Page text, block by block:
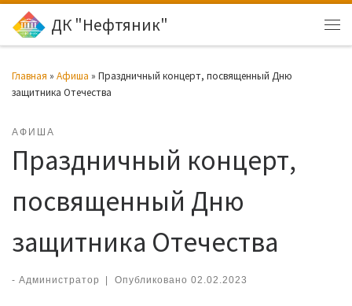
Перейти к содержимому
ДК "Нефтяник"
Главная » Афиша » Праздничный концерт, посвященный Дню
защитника Отечества
АФИША
Праздничный концерт,
посвященный Дню
защитника Отечества
- Администратор Опубликовано 02.02.2023